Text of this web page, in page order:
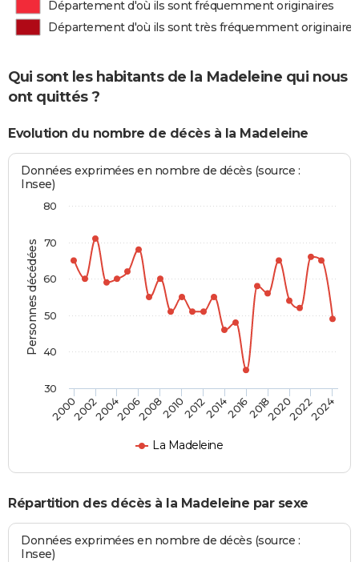
Département d'où ils sont fréquemment originaires
Département d'où ils sont très fréquemment originaires
Qui sont les habitants de la Madeleine qui nous
ont quittés ?
Evolution du nombre de décès à la Madeleine
Personnes décédées
Données exprimées en nombre de décès (source :
Insee)
La Madeleine
2000200220042006200820102012201420162018202020222024
30
40
50
60
70
80
Répartition des décès à la Madeleine par sexe
Données exprimées en nombre de décès (source :
Insee)